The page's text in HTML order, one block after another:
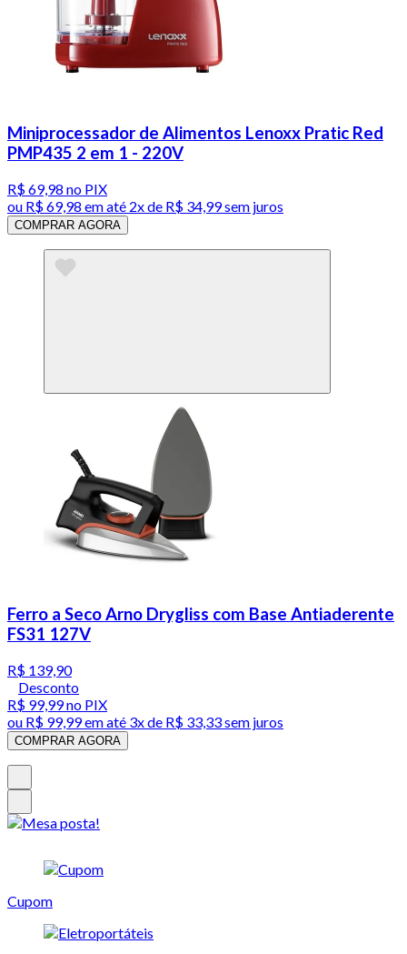
Miniprocessador de Alimentos Lenoxx Pratic Red
PMP435 2 em 1 - 220V
R$ 69,98 no PIX
ou R$ 69,98 em até 2x de R$ 34,99 sem juros
COMPRAR AGORA
Ferro a Seco Arno Drygliss com Base Antiaderente
FS31 127V
R$ 139,90
Desconto
R$ 99,99no PIX
ou R$ 99,99em até 3x de R$ 33,33 sem juros
COMPRAR AGORA
Cupom